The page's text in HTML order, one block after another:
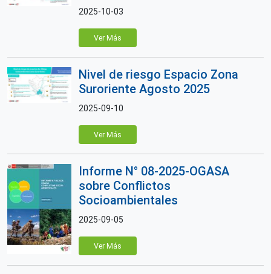
2025-10-03
Ver Más
Nivel de riesgo Espacio Zona
Suroriente Agosto 2025
2025-09-10
Ver Más
Informe N° 08-2025-OGASA
sobre Conflictos
Socioambientales
2025-09-05
Ver Más